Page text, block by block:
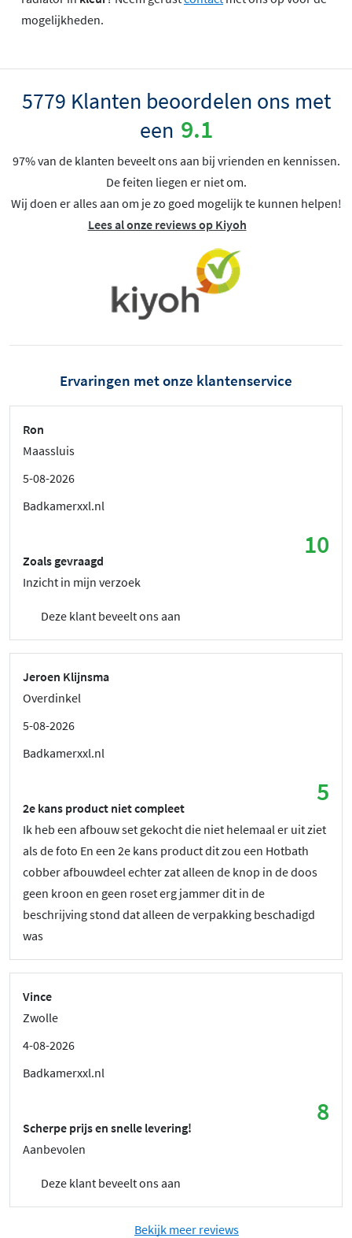
mogelijkheden.
5779 Klanten beoordelen ons met
een 9.1
97% van de klanten beveelt ons aan bij vrienden en kennissen.
De feiten liegen er niet om.
Wij doen er alles aan om je zo goed mogelijk te kunnen helpen!
Lees al onze reviews op Kiyoh
Ervaringen met onze klantenservice
Ron
Maassluis
5-08-2026
Badkamerxxl.nl
10
Zoals gevraagd
Inzicht in mijn verzoek
Deze klant beveelt ons aan
Jeroen Klijnsma
Overdinkel
5-08-2026
Badkamerxxl.nl
5
2e kans product niet compleet
Ik heb een afbouw set gekocht die niet helemaal er uit ziet
als de foto En een 2e kans product dit zou een Hotbath
cobber afbouwdeel echter zat alleen de knop in de doos
geen kroon en geen roset erg jammer dit in de
beschrijving stond dat alleen de verpakking beschadigd
was
Vince
Zwolle
4-08-2026
Badkamerxxl.nl
8
Scherpe prijs en snelle levering!
Aanbevolen
Deze klant beveelt ons aan
Bekijk meer reviews